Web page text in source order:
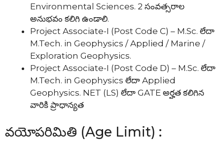
Environmental Sciences. 2 సంవత్సరాల
అనుభవం కలిగి ఉండాలి.
Project Associate-I (Post Code C) – M.Sc. లేదా
M.Tech. in Geophysics / Applied / Marine /
Exploration Geophysics.
Project Associate-I (Post Code D) – M.Sc. లేదా
M.Tech. in Geophysics లేదా Applied
Geophysics. NET (LS) లేదా GATE అర్హత కలిగిన
వారికి ప్రాధాన్యత
వయోపరిమితి (Age Limit) :